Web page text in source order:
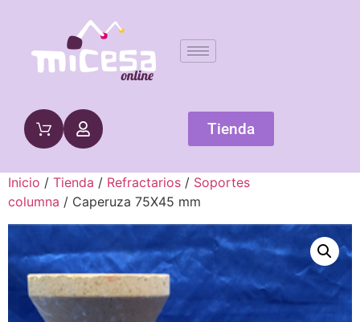
Tienda
Inicio / Tienda / Refractarios / Soportes
columna / Caperuza 75X45 mm